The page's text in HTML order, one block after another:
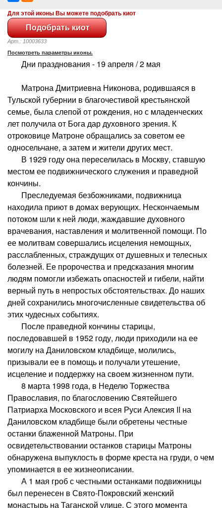
Для этой иконы Вы можете подобрать киот
Арт.: 10003633
Посмотреть параметры иконы.
Дни празднования - 19 апреля / 2 мая
Матрона Дмитриевна Никонова, родившаяся в
Тульской губернии в благочестивой крестьянской
семье, была слепой от рождения, но с младенческих
лет получила от Бога дар духовного зрения. К
отроковице Матроне обращались за советом ее
односельчане, а затем и жители других мест.
В 1929 году она переселилась в Москву, ставшую
местом ее подвижнического служения и праведной
кончины.
Преследуемая безбожниками, подвижница
находила приют в домах верующих. Нескончаемым
потоком шли к ней люди, жаждавшие духовного
врачевания, наставления и молитвенной помощи. По
ее молитвам совершались исцеления немощных,
расслабленных, страждущих от душевных и телесных
болезней. Ее пророчества и предсказания многим
людям помогли избежать опасностей и гибели, найти
верный путь в непростых обстоятельствах. До наших
дней сохранились многочисленные свидетельства об
этих чудесных событиях.
После праведной кончины старицы,
последовавшей в 1952 году, люди приходили на ее
могилу на Даниловском кладбище, молились,
призывали ее в помощь и получали утешение,
исцеление и поддержку на своем жизненном пути.
8 марта 1998 года, в Неделю Торжества
Православия, по благословению Святейшего
Патриарха Московского и всея Руси Алексия II на
Даниловском кладбище были обретены честные
останки блаженной Матроны. При
освидетельствовании останков старицы Матроны
обнаружена выпуклость в форме креста на груди, о чем
упоминается в ее жизнеописании.
А 1 мая гроб с честными останками подвижницы
был перенесен в Свято-Покровский женский
монастырь на Таганской улице. С этого момента